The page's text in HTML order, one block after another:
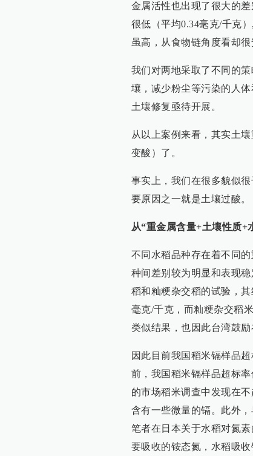
金属活性也出现了很大的
很低（平均0.34毫克/千克
虽高，从食物链角度看却很
我们对两地采取了不同的
壤，减少粉尘等污染的人
土壤修复亟待开展。
从以上案例来看，其实土
变酸）了。
事实上，我们在很多貌似
要原因之一就是土壤过酸。
从“重金属含量+土壤性质+
不同水稻品种存在着不同
种间差别较为明显和表现
稻和籼粳杂交稻的试验，
毫克/千克，而籼粳杂交稻
类似结果，也因此台湾鼓
因此目前我国稻米镉样品
前，我国稻米镉样品超标
的市场稻米调查中发现在
含有一些微量的镉。此外
笔者在日本关于水稻对氮
要吸收的铵态氮，水稻吸